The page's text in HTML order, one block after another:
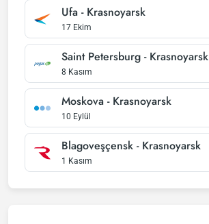
Ufa - Krasnoyarsk
17 Ekim
Saint Petersburg - Krasnoyarsk
8 Kasım
Moskova - Krasnoyarsk
10 Eylül
Blagoveşçensk - Krasnoyarsk
1 Kasım